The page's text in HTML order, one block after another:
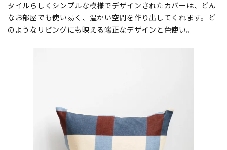
タイルらしくシンプルな模様でデザインされたカバーは、どん
なお部屋でも使い易く、温かい空間を作り出してくれます。ど
のようなリビングにも映える端正なデザインと色使い。